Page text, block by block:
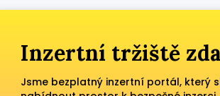
Inzertní tržiště
Jsme bezplatný inzertní portál, který